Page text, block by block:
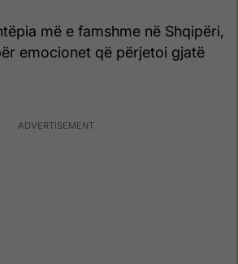
më e famshme në Shqipëri,
emocionet që përjetoi gjatë